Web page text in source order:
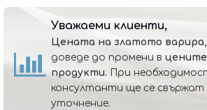
Уважаеми клиенти,
Цената на златото варира,
доведе до промени в цените
продукти. При
консултанти ще се свържат
уточнение.